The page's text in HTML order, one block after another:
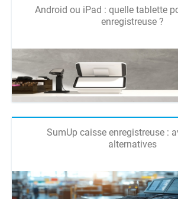
Android ou iPad : quelle tablette
enregistreuse ?
SumUp caisse enregistreuse :
alternatives